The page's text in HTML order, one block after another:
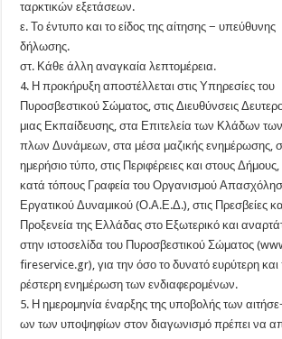
ταρκτικών εξετάσεων.
ε. Το έντυπο και το είδος της αίτησης − υπεύθυνης
δήλωσης.
στ. Κάθε άλλη αναγκαία λεπτομέρεια.
4. Η προκήρυξη αποστέλλεται στις Υπηρεσίες του
Πυροσβεστικού Σώματος, στις Διευθύνσεις
μιας Εκπαίδευσης, στα Επιτελεία των Κλάδων
πλων Δυνάμεων, στα μέσα μαζικής ενημέρωσης,
ημερήσιο τύπο, στις Περιφέρειες και στους
κατά τόπους Γραφεία του Οργανισμού
Εργατικού Δυναμικού (Ο.Α.Ε.Δ.), στις Πρεσβείες
Προξενεία της Ελλάδας στο Εξωτερικό και
στην ιστοσελίδα του Πυροσβεστικού Σώματος
fireservice.gr), για την όσο το δυνατό ευρύτερη
ρέστερη ενημέρωση των ενδιαφερομένων.
5. Η ημερομηνία έναρξης της υποβολής των
ων των υποψηφίων στον διαγωνισμό πρέπει να